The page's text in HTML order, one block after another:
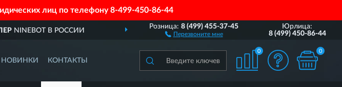
лиц по телефону8-499-450-86-44
NINEBOT В РОССИИ ДОСТАВИМ ПО ВСЕЙ РОССИИ
Розница:8 (499) 455-37-45
Перезвоните мне
Юрлица:
8 (499) 450-86-44
НОВИНКИ КОНТАКТЫ
0 0